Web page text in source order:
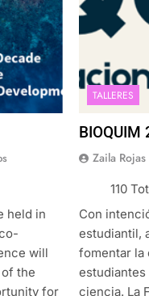
held in
will
the
for
TALLERES
BIOQUIM
Zaila Rojas
110
Con
estudiantil,
fomentar la
estudiantes
ciencia. La